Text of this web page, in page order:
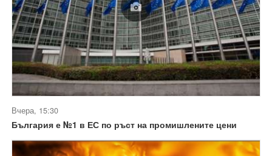
Вчера, 15:30
България е №1 в ЕС по ръст на промишлените цени